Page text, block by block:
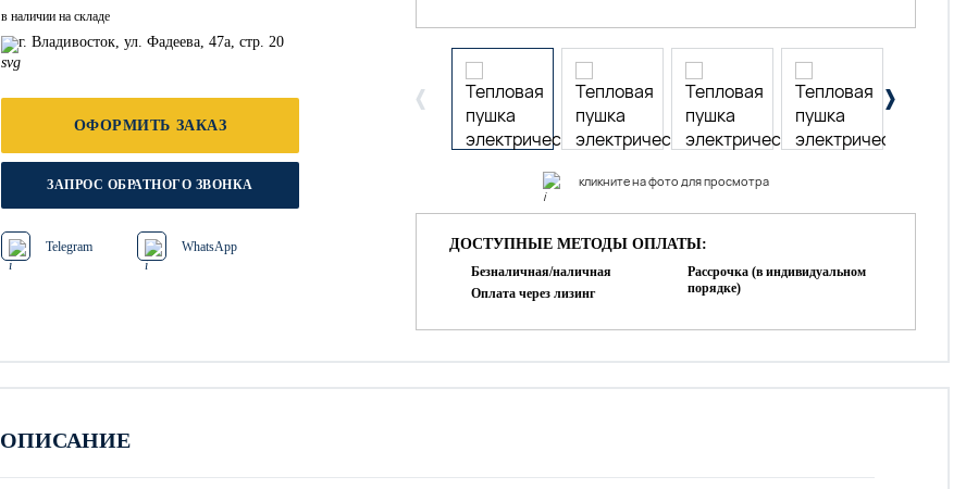
в наличии на складе
г. Владивосток, ул. Фадеева, 47а, стр. 20
ОФОРМИТЬ ЗАКАЗ
ЗАПРОС ОБРАТНОГО ЗВОНКА
Telegram WhatsApp
кликните на фото для просмотра
ДОСТУПНЫЕ МЕТОДЫ ОПЛАТЫ:
Безналичная/наличная
Оплата через лизинг
Рассрочка (в индивидуальном
порядке)
ОПИСАНИЕ